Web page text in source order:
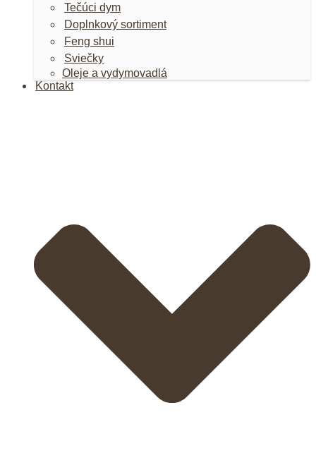
Tečúci dym
Doplnkový sortiment
Feng shui
Sviečky
Oleje a vydymovadlá
Kontakt